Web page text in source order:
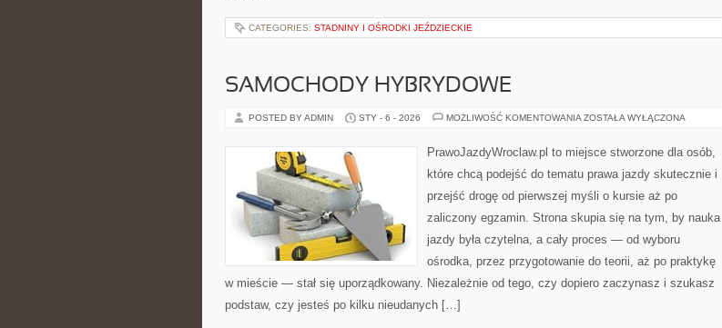
CATEGORIES: STADNINY I OŚRODKI JEŹDZIECKIE
SAMOCHODY HYBRYDOWE
POSTED BY ADMIN STY - 6 - 2026 MOŻLIWOŚĆ KOMENTOWANIA SAMOCHODY
ZOSTAŁA WYŁĄCZONA
PrawoJazdyWroclaw.pl to miejsce stworzone dla osób,
które chcą podejść do tematu prawa jazdy skutecznie i
przejść drogę od pierwszej myśli o kursie aż po
zaliczony egzamin. Strona skupia się na tym, by nauka
jazdy była czytelna, a cały proces — od wyboru
ośrodka, przez przygotowanie do teorii, aż po praktykę
w mieście — stał się uporządkowany. Niezależnie od tego, czy dopiero zaczynasz i szukasz
podstaw, czy jesteś po kilku nieudanych […]